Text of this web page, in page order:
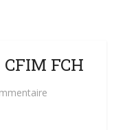
FCH